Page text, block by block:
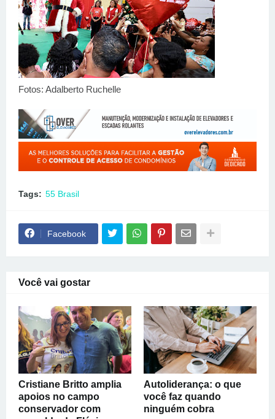
Fotos: Adalberto Ruchelle
Tags: 55 Brasil
Facebook
Você vai gostar
Cristiane Britto amplia
apoios no campo
conservador com
Autoliderança: o que
você faz quando
ninguém cobra